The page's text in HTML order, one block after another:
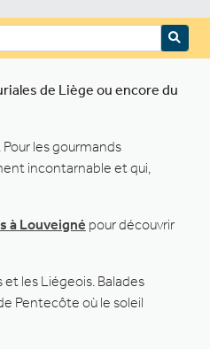
de Liège ou encore du
. Pour les gourmands
incontarnable et qui,
à Louveigné pour découvrir
les Liégeois. Balades
Pentecôte où le soleil